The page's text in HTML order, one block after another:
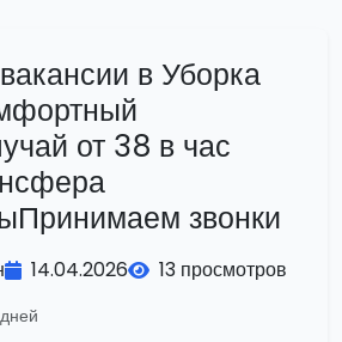
в Уборка
от 38 в час
звонки
14.04.2026 13 просмотров